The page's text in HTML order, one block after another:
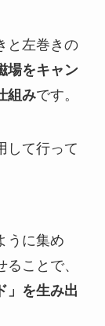
と左巻きの
場をキャン
組みです。
して行って
うに集め
ことで、
」を生み出